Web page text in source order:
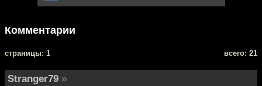
Комментарии
cтраницы: 1 всего: 21
Stranger79 »